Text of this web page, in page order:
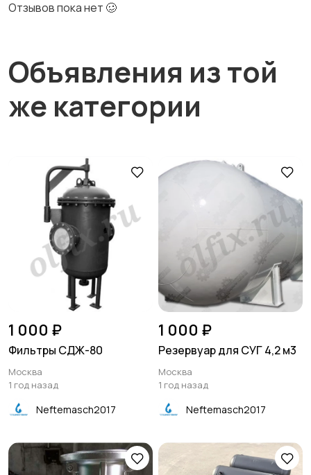
Отзывов пока нет 🥴
Объявления из той
же категории
1 000 ₽
Фильтры СДЖ-80
Москва
1 год назад
Neftemasch2017
1 000 ₽
Резервуар для СУГ 4,2 м3
Москва
1 год назад
Neftemasch2017